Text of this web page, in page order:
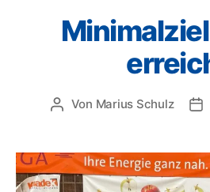
Beitragsautor
Von Marius Schulz